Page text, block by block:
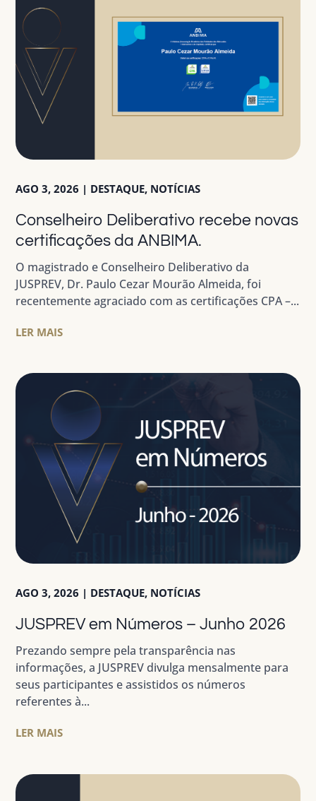
Conselheiro Deliberativo recebe novas
certificações da ANBIMA.
AGO 3, 2026 | DESTAQUE, NOTÍCIAS
O magistrado e Conselheiro Deliberativo da
JUSPREV, Dr. Paulo Cezar Mourão Almeida, foi
recentemente agraciado com as certificações CPA –...
LER MAIS
JUSPREV em Números – Junho 2026
AGO 3, 2026 | DESTAQUE, NOTÍCIAS
Prezando sempre pela transparência nas
informações, a JUSPREV divulga mensalmente para
seus participantes e assistidos os números
referentes à...
LER MAIS